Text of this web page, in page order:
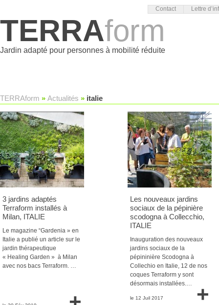
Contact Lettre
TERRAform
Jardin adapté pour personnes à mobilité réduite
TERRAform » Actualités » italie
3 jardins adaptés
Terraform installés à
Milan, ITALIE
Le magazine “Gardenia » en
Italie a publié un article sur le
jardin thérapeutique
« Healing Garden » à Milan
avec nos bacs Terraform. …
Les nouveaux jardins
sociaux de la pépinière
scodogna à Collecchio,
ITALIE
Inauguration des nouveaux
jardins sociaux de la
pépininière Scodogna à
Collechio en Italie, 12 de nos
coques Terraform y sont
désormais installées.…
le 12 Juil 2017 +